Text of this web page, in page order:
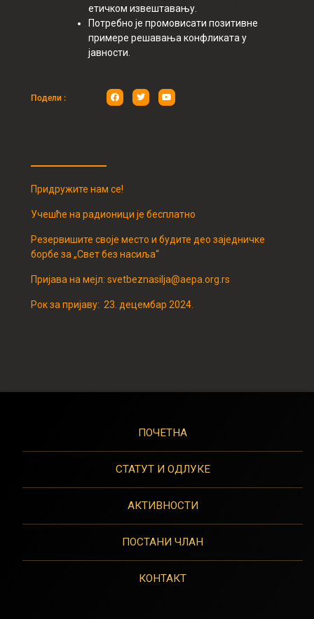
Придружите нам се!
Учешће на радионици је бесплатно
Резервишите своје место и будите део заједничке
борбе за „Свет без насиља“
Пријава на мејл: svetbeznasilja@aepa.org.rs
Рок за пријаву: 23. децембар 2024.
етичком извештавању.
Потребно је промовисати позитивне
примере решавања конфликата у
јавности.
Подели :
ПОЧЕТНА
СТАТУТ И ОДЛУКЕ
АКТИВНОСТИ
ПОСТАНИ ЧЛАН
КОНТАКТ